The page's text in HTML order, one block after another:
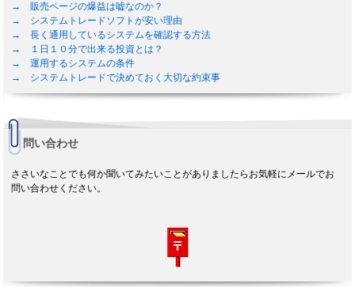
→ 販売ページの爆益は嘘なのか？
→ システムトレードソフトが安い理由
→ 長く通用しているシステムを確認する方法
→ １日１０分で出来る投資とは？
→ 運用するシステムの条件
→ システムトレードで決めておく大切な約束事
問い合わせ
ささいなことでも何か聞いてみたいことがありましたらお気軽にメールでお
問い合わせください。